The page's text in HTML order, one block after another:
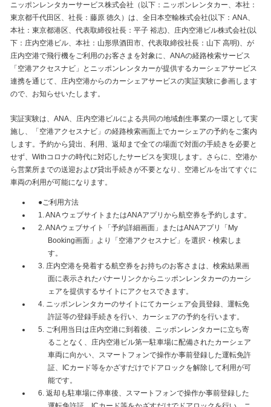
ニッポンレンタカーサービス株式会社（以下：ニッポンレンタカー、本社：
東京都千代田区、社長：藤原 徳久）は、全日本空輸株式会社(以下：ANA、
本社：東京都港区、代表取締役社長：平子 裕志)、庄内空港ビル株式会社(以
下：庄内空港ビル、本社：山形県酒田市、代表取締役社長：山下 高明)、が
庄内空港で飛行機をご利用のお客さまを対象に、ANAの経路検索サービス
「空港アクセスナビ」とニッポンレンタカーが提供するカーシェアサービス
連携を通じて、庄内空港からのカーシェアサービスの実証実験に参画します
ので、お知らせいたします。
実証実験は、ANA、庄内空港ビルによる共同の地域創生事業の一環として実
施し、「空港アクセスナビ」の経路検索画面上でカーシェアの予約をご案内
します。予約から貸出、利用、返却まで全ての場面で対面の手続きを必要と
せず、Withコロナの時代に対応したサービスを実現します。さらに、空港か
ら営業所までの送迎および貸出手続きが不要となり、空港ビルを出てすぐに
車両の利用が可能になります。
●ご利用方法
1. ANA ウェブサイトまたはANAアプリから航空券を予約します。
2. ANAウェブサイト「予約詳細画面」またはANAアプリ「My
Booking画面」より「空港アクセスナビ」を選択・検索しま
す。
3. 庄内空港を発着する航空券をお持ちのお客さまは、検索結果画
面に表示されたバナーリンクからニッポンレンタカーのカーシ
ェアを提供するサイトにアクセスできます。
4. ニッポンレンタカーのサイトにてカーシェア会員登録、運転免
許証等の登録手続きを行い、カーシェアの予約を行います。
5. ご利用当日は庄内空港に到着後、ニッポンレンタカーに立ち寄
ることなく、庄内空港ビル第一駐車場に配備されたカーシェア
車両に向かい、スマートフォンで操作か事前登録した運転免許
証、ICカード等をかざすだけでドアロックを解除して利用が可
能です。
6. 返却も駐車場に停車後、スマートフォンで操作か事前登録した